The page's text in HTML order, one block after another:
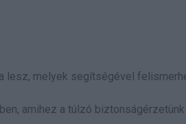
melyek segítségével
amihez a túlzó biztonságérzetünk